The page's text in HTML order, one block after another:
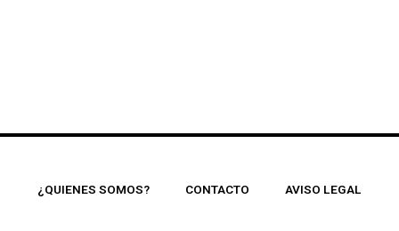
¿QUIENES SOMOS? CONTACTO AVISO LEGAL